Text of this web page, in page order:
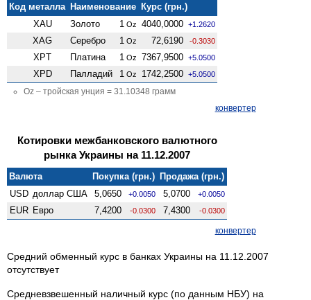
Код металла Наименование Курс (грн.)
XAU
Золото 1 Oz 4040,0000 +1.2620
XAG Серебро 1 Oz 72,6190 -0.3030
XPT Платина 1 Oz 7367,9500 +5.0500
XPD Палладий 1 Oz 1742,2500 +5.0500
Oz – тройская унция = 31.10348 грамм
конвертер
Котировки межбанковского валютного
рынка Украины на 11.12.2007
Валюта Покупка (грн.) Продажа (грн.)
USD доллар США 5,0650 +0.0050 5,0700 +0.0050
EUR Евро 7,4200 -0.0300 7,4300 -0.0300
конвертер
Средний обменный курс в банках Украины на 11.12.2007
отсутствует
Средневзвешенный наличный курс (по данным НБУ) на